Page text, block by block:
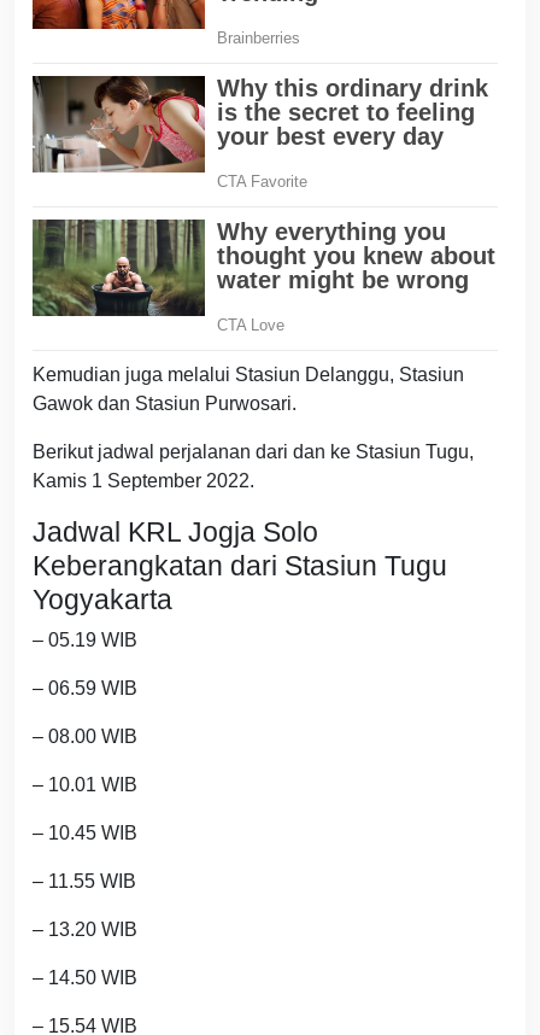
Kemudian juga melalui Stasiun Delanggu, Stasiun
Gawok dan Stasiun Purwosari.
Berikut jadwal perjalanan dari dan ke Stasiun Tugu,
Kamis 1 September 2022.
Jadwal KRL Jogja Solo
Keberangkatan dari Stasiun Tugu
Yogyakarta
– 05.19 WIB
– 06.59 WIB
– 08.00 WIB
– 10.01 WIB
– 10.45 WIB
– 11.55 WIB
– 13.20 WIB
– 14.50 WIB
– 15.54 WIB